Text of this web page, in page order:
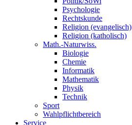
Psychologie
Rechtskunde
Religion (evangelisch)
Religion (katholisch)
Math.-Naturwiss.
Biologie
Chemie
Informatik
Mathematik
Physik
Technik
Sport
Wahlpflichtbereich
Service